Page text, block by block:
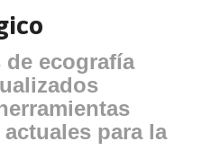
ecografía
para la